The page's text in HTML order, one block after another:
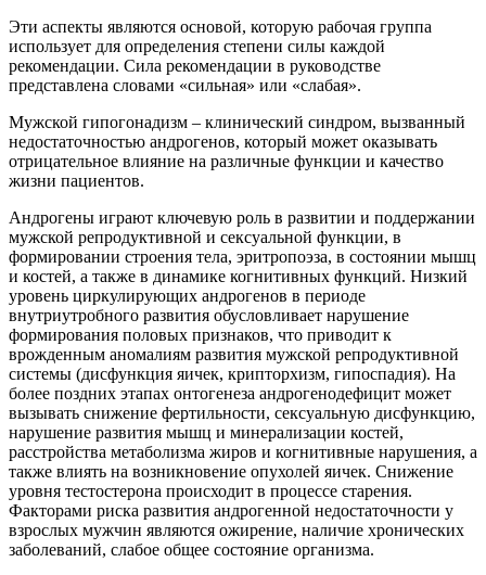
Эти аспекты являются основой, которую рабочая группа
использует для определения степени силы каждой
рекомендации. Сила рекомендации в руководстве
представлена словами «сильная» или «слабая».
Мужской гипогонадизм – клинический синдром, вызванный
недостаточностью андрогенов, который может оказывать
отрицательное влияние на различные функции и качество
жизни пациентов.
Андрогены играют ключевую роль в развитии и поддержании
мужской репродуктивной и сексуальной функции, в
формировании строения тела, эритропоэза, в состоянии мышц
и костей, а также в динамике когнитивных функций. Низкий
уровень циркулирующих андрогенов в периоде
внутриутробного развития обусловливает нарушение
формирования половых признаков, что приводит к
врожденным аномалиям развития мужской репродуктивной
системы (дисфункция яичек, крипторхизм, гипоспадия). На
более поз­дних этапах онтогенеза андрогенодефицит может
вызывать снижение фертильности, сексуальную дисфункцию,
нарушение развития мышц и минерализации костей,
расстройства метаболизма жиров и когнитивные нарушения, а
также влиять на возникновение опухолей яичек. Снижение
уровня тестостерона происходит в процессе старения.
Факторами риска развития андрогенной недостаточности у
взрослых мужчин являются ожирение, наличие хронических
заболеваний, слабое общее состояние организма.